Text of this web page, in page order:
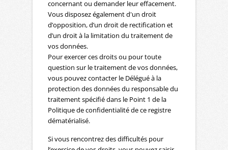
concernant ou demander leur effacement.
Vous disposez également d'un droit
d’opposition, d’un droit de rectification et
d’un droit à la limitation du traitement de
vos données.
Pour exercer ces droits ou pour toute
question sur le traitement de vos données,
vous pouvez contacter le Délégué à la
protection des données du responsable du
traitement spécifié dans le Point 1 de la
Politique de confidentialité de ce registre
dématérialisé.
Si vous rencontrez des difficultés pour